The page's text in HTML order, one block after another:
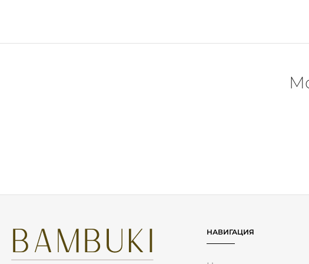
Cream
30.50 € 29.00€